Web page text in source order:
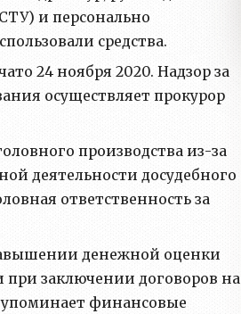
и персонально
средства.
24 ноября 2020. Надзор за
осуществляет прокурор
производства из-за
деятельности досудебного
ответственность за
денежной оценки
заключении договоров на
финансовые